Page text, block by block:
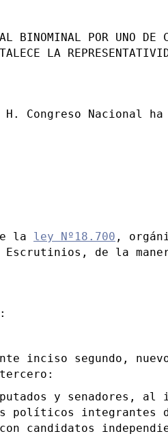
BINOMINAL POR UNO DE
LA
Congreso Nacional ha
la ley Nº18.700 ,
Escrutinios, de la
:
segundo,
y senadores, al
políticos integrantes
candidatos